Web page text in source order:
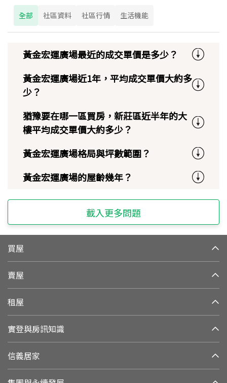
全部 社區資料 社區行情 生活機能
黃金宏運廣場最近的成交單價是多少？
黃金宏運廣場近1年，平均成交單價大約多
少？
猶豫要在哪一區買房，新莊區近半年的大
樓平均成交單價大約多少？
黃金宏運廣場格局與坪數範圍？
黃金宏運廣場的屋齡幾年？
載入更多問題
買屋
賣屋
租屋
實登與房訊知識
信義居家